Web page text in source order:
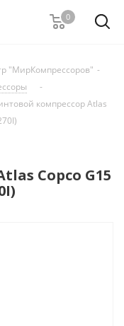
0
"МирКомпрессоров" -
-
компрессор Atlas
Copco G15